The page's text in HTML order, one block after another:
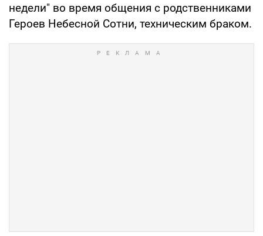
недели" во время общения с родственниками
Героев Небесной Сотни, техническим браком.